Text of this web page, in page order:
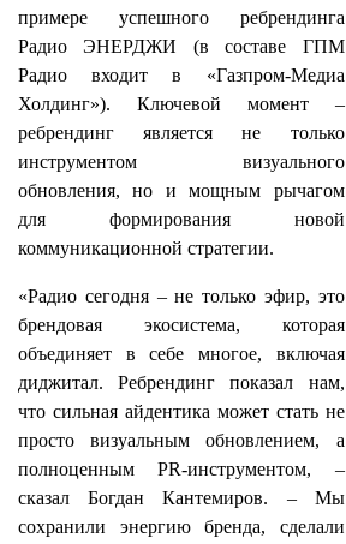
примере успешного ребрендинга
Радио ЭНЕРДЖИ (в составе ГПМ
Радио входит в «Газпром-Медиа
Холдинг»). Ключевой момент –
ребрендинг является не только
инструментом визуального
обновления, но и мощным рычагом
для формирования новой
коммуникационной стратегии.
«Радио сегодня – не только эфир, это
брендовая экосистема, которая
объединяет в себе многое, включая
диджитал. Ребрендинг показал нам,
что сильная айдентика может стать не
просто визуальным обновлением, а
полноценным PR-инструментом, –
сказал Богдан Кантемиров. – Мы
сохранили энергию бренда, сделали